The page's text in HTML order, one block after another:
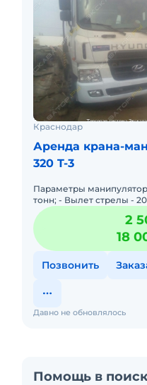
Краснодар
Аренда крана-
320 T-3
Параметры
тонн; - Вылет стрелы -
стрелы – 12тонн; -
2
18
Позвонить
Давно не обновлялось
Помощь в